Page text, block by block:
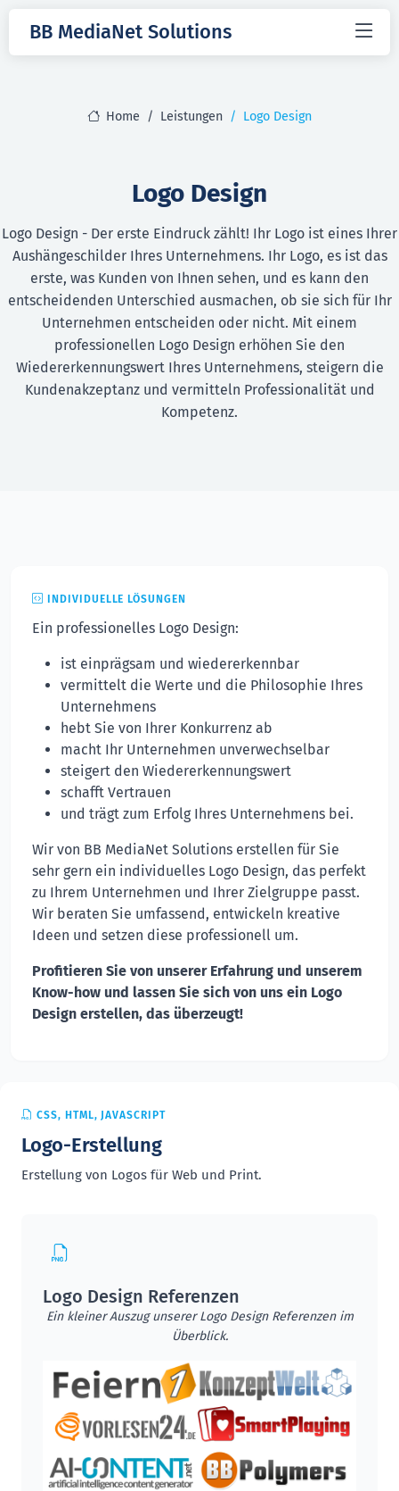
BB MediaNet Solutions
Home Leistungen Logo Design
Logo Design
Logo Design - Der erste Eindruck zählt! Ihr Logo ist eines Ihrer
Aushängeschilder Ihres Unternehmens. Ihr Logo, es ist das
erste, was Kunden von Ihnen sehen, und es kann den
entscheidenden Unterschied ausmachen, ob sie sich für Ihr
Unternehmen entscheiden oder nicht. Mit einem
professionellen Logo Design erhöhen Sie den
Wiedererkennungswert Ihres Unternehmens, steigern die
Kundenakzeptanz und vermitteln Professionalität und
Kompetenz.
INDIVIDUELLE LÖSUNGEN
Ein professionelles Logo Design:
ist einprägsam und wiedererkennbar
vermittelt die Werte und die Philosophie Ihres
Unternehmens
hebt Sie von Ihrer Konkurrenz ab
macht Ihr Unternehmen unverwechselbar
steigert den Wiedererkennungswert
schafft Vertrauen
und trägt zum Erfolg Ihres Unternehmens bei.
Wir von BB MediaNet Solutions erstellen für Sie
sehr gern ein individuelles Logo Design, das perfekt
zu Ihrem Unternehmen und Ihrer Zielgruppe passt.
Wir beraten Sie umfassend, entwickeln kreative
Ideen und setzen diese professionell um.
Profitieren Sie von unserer Erfahrung und unserem
Know-how und lassen Sie sich von uns ein Logo
Design erstellen, das überzeugt!
CSS, HTML, JAVASCRIPT
Logo-Erstellung
Erstellung von Logos für Web und Print.
Logo Design Referenzen
Ein kleiner Auszug unserer Logo Design Referenzen im
Überblick.